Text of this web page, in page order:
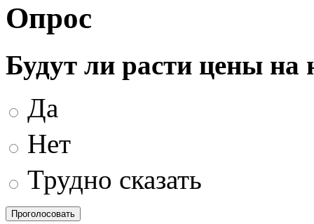
Опрос
Будут ли расти цены
Да
Нет
Трудно сказать